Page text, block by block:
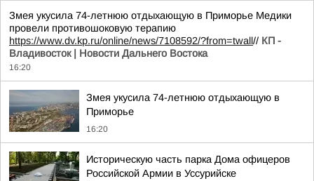
Змея укусила 74-летнюю отдыхающую в Приморье Медики
провели противошоковую терапию
https://www.dv.kp.ru/online/news/7108592/?from=twall// КП -
Владивосток | Новости Дальнего Востока
16:20
Змея укусила 74-летнюю отдыхающую в
Приморье
16:20
Историческую часть парка Дома офицеров
Российской Армии в Уссурийске